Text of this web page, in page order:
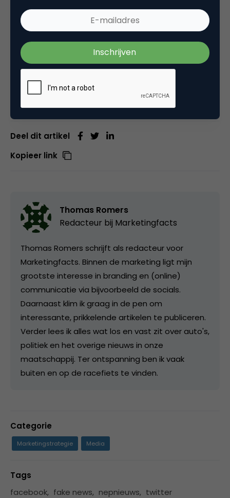
gevolg van de invoering van de functie openden
Twitteraars de artikelen in veertig procent van de
gevallen vaker. Sommige gebruikers gaven het plan
te retweeten zelfs op nadat ze het artikel
daadwerkelijk hadden gelezen, aldusMashable
Deel dit artikel
Kopieer link
Thomas Romers
Redacteur bij Marketingfacts
Thomas Romers schrijft als redacteur voor
Marketingfacts. Binnen de marketing ligt mijn
grootste interesse in branding en (online)
communicatie via bijvoorbeeld de socials.
Daarnaast klim ik graag in de pen om
interessante, prikkelende artikelen te publiceren.
Verder lees ik alles wat los en vast zit over auto's,
politiek en het overige nieuws in onze
maatschappij. Ter ontspanning ben ik vaak
buiten en op de racefiets te vinden.
Categorie
Marketingstrategie Media
Tags
facebook, fake news, nepnieuws, twitter